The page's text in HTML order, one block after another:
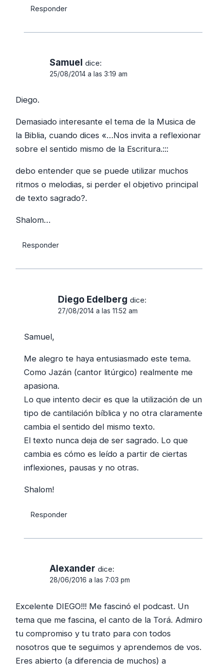
Responder
Samuel dice:
25/08/2014 a las 3:19 am
Diego.
Demasiado interesante el tema de la Musica de
la Biblia, cuando dices «…Nos invita a reflexionar
sobre el sentido mismo de la Escritura.:::
debo entender que se puede utilizar muchos
ritmos o melodias, si perder el objetivo principal
de texto sagrado?.
Shalom…
Responder
Diego Edelberg dice:
27/08/2014 a las 11:52 am
Samuel,
Me alegro te haya entusiasmado este tema.
Como Jazán (cantor litúrgico) realmente me
apasiona.
Lo que intento decir es que la utilización de un
tipo de cantilación bíblica y no otra claramente
cambia el sentido del mismo texto.
El texto nunca deja de ser sagrado. Lo que
cambia es cómo es leído a partir de ciertas
inflexiones, pausas y no otras.
Shalom!
Responder
Alexander dice:
28/06/2016 a las 7:03 pm
Excelente DIEGO!!! Me fascinó el podcast. Un
tema que me fascina, el canto de la Torá. Admiro
tu compromiso y tu trato para con todos
nosotros que te seguimos y aprendemos de vos.
Eres abierto (a diferencia de muchos) a